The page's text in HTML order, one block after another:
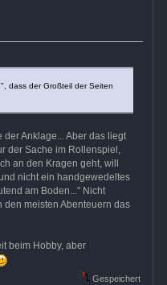
dass der Großteil der Seiten
Anklage... Aber das liegt
der Sache im Rollenspiel,
an den Kragen geht, will
nicht ein handgewedeltes
am Boden..." Nicht
meisten Abenteuern das
beim Hobby, aber
Gespeichert